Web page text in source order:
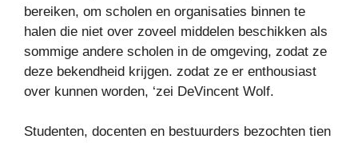
bereiken, om scholen en organisaties binnen te
halen die niet over zoveel middelen beschikken als
sommige andere scholen in de omgeving, zodat ze
deze bekendheid krijgen. zodat ze er enthousiast
over kunnen worden, ‘zei DeVincent Wolf.
Studenten, docenten en bestuurders bezochten tien